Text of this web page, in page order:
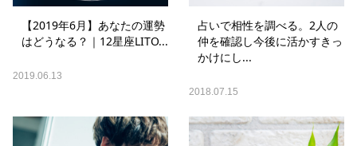
【2019年6月】あなたの運勢
はどうなる？｜12星座LITO...
2019.06.13
占いで相性を調べる。2人の
仲を確認し今後に活かすきっ
かけにし...
2018.07.15